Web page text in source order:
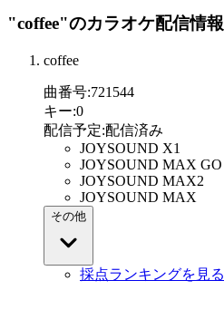
"coffee"のカラオケ配信情報
coffee
曲番号:721544
キー:0
配信予定:配信済み
JOYSOUND X1
JOYSOUND MAX GO
JOYSOUND MAX2
JOYSOUND MAX
その他
採点ランキングを見る